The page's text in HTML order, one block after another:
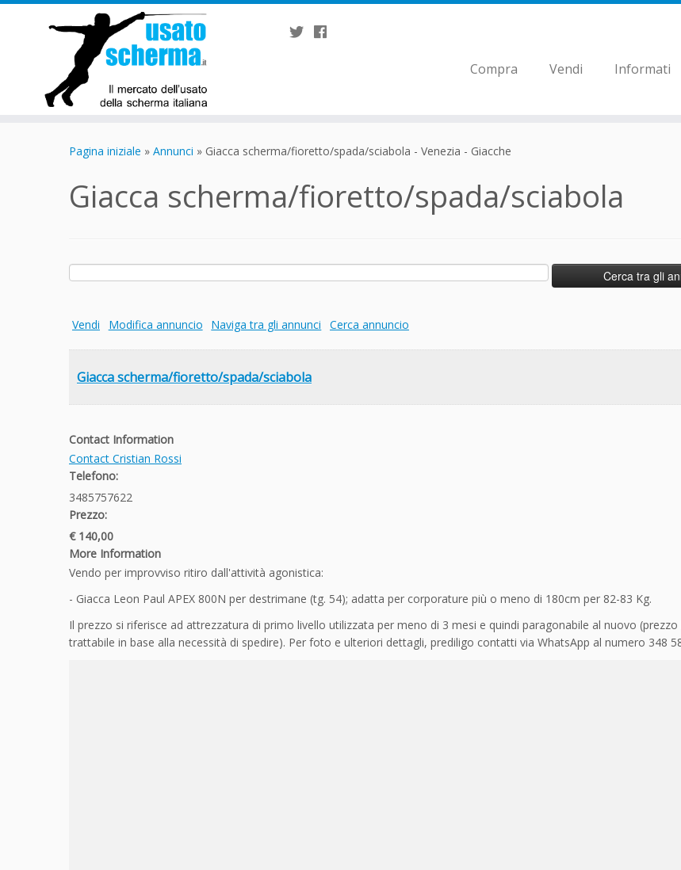
Compra Vendi Informati
Pagina iniziale » Annunci » Giacca scherma/fioretto/spada/sciabola - Venezia - Giacche
Giacca scherma/fioretto/spada/sciabola
Ricerca
Vendi Modifica annuncio Naviga tra gli annunci Cerca annuncio
Giacca scherma/fioretto/spada/sciabola
Contact Information
Contact Cristian Rossi
Telefono:
3485757622
Prezzo:
€ 140,00
More Information
Vendo per improvviso ritiro dall'attività agonistica:
- Giacca Leon Paul APEX 800N per destrimane (tg. 54); adatta per corporature più o meno di 180cm per 82-83 Kg.
Il prezzo si riferisce ad attrezzatura di primo livello utilizzata per meno di 3 mesi e quindi paragonabile al nuovo
trattabile in base alla necessità di spedire). Per foto e ulteriori dettagli, prediligo contatti via WhatsApp al numero 348